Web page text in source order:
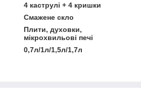
4 каструлі + 4 кришки
Смажене скло
Плити, духовки,
мікрохвильові печі
0,7л/1л/1,5л/1,7л